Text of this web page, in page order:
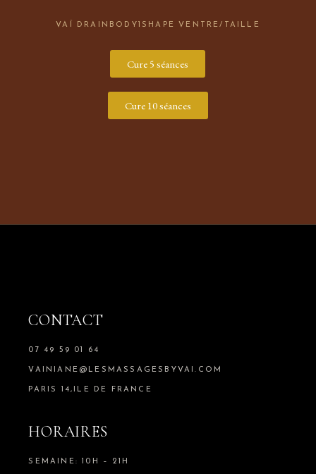
VAÏ DRAINBODY1SHAPE VENTRE/TAILLE
Cure 5 séances
Cure 10 séances
CONTACT
07 49 59 01 64
VAINIANE@LESMASSAGESBYVAI.COM
PARIS 14,ILE DE FRANCE
HORAIRES
SEMAINE: 10H – 21H